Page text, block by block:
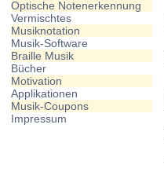
Optische Notenerkennung
Vermischtes
Musiknotation
Musik-Software
Braille Musik
Bücher
Motivation
Applikationen
Musik-Coupons
Impressum